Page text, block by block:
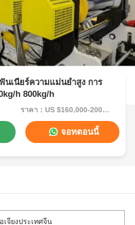
เนียร์ความแม่นยําสูง การ
h 800kg/h
ราคา：US $160,000-200,000/Set (Reference FOB Price)
จอทตอนนี้
เจียงประเทศจีน